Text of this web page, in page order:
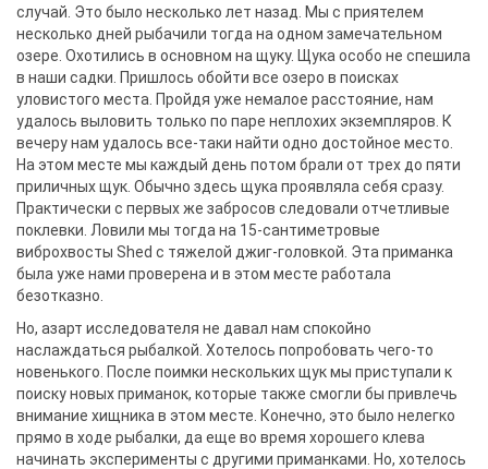
случай. Это было несколько лет назад. Мы с приятелем
несколько дней рыбачили тогда на одном замечательном
озере. Охотились в основном на щуку. Щука особо не спешила
в наши садки. Пришлось обойти все озеро в поисках
уловистого места. Пройдя уже немалое расстояние, нам
удалось выловить только по паре неплохих экземпляров. К
вечеру нам удалось все-таки найти одно достойное место.
На этом месте мы каждый день потом брали от трех до пяти
приличных щук. Обычно здесь щука проявляла себя сразу.
Практически с первых же забросов следовали отчетливые
поклевки. Ловили мы тогда на 15-сантиметровые
виброхвосты Shed с тяжелой джиг-головкой. Эта приманка
была уже нами проверена и в этом месте работала
безотказно.
Но, азарт исследователя не давал нам спокойно
наслаждаться рыбалкой. Хотелось попробовать чего-то
новенького. После поимки нескольких щук мы приступали к
поиску новых приманок, которые также смогли бы привлечь
внимание хищника в этом месте. Конечно, это было нелегко
прямо в ходе рыбалки, да еще во время хорошего клева
начинать эксперименты с другими приманками. Но, хотелось